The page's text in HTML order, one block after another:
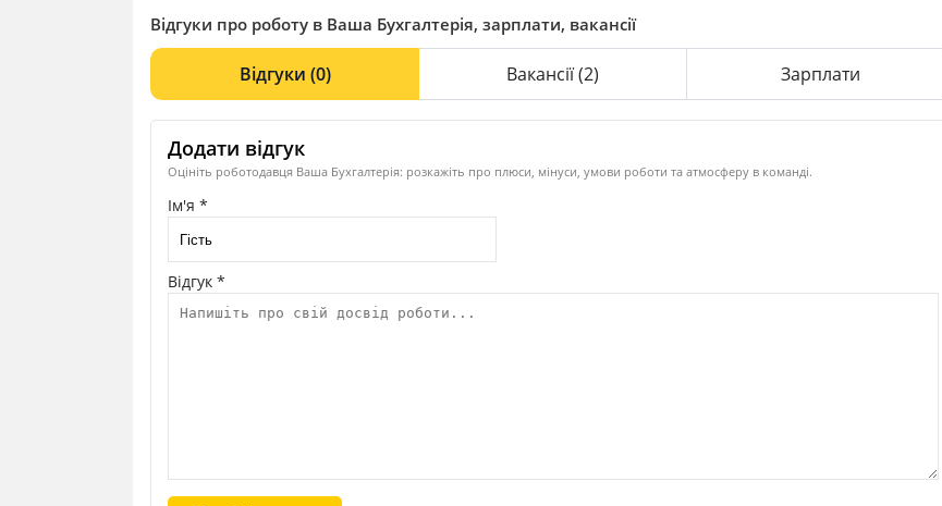
Відгуки про роботу в Ваша Бухгалтерія, зарплати, вакансії
Відгуки (0) Вакансії(2) Зарплати
Додати відгук
Оцініть роботодавця Ваша Бухгалтерія: розкажіть про плюси, мінуси, умови роботи та атмосферу в команді.
Ім'я *
Відгук *